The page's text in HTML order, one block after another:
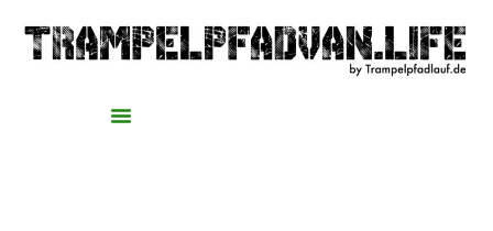
Inhalt
springen